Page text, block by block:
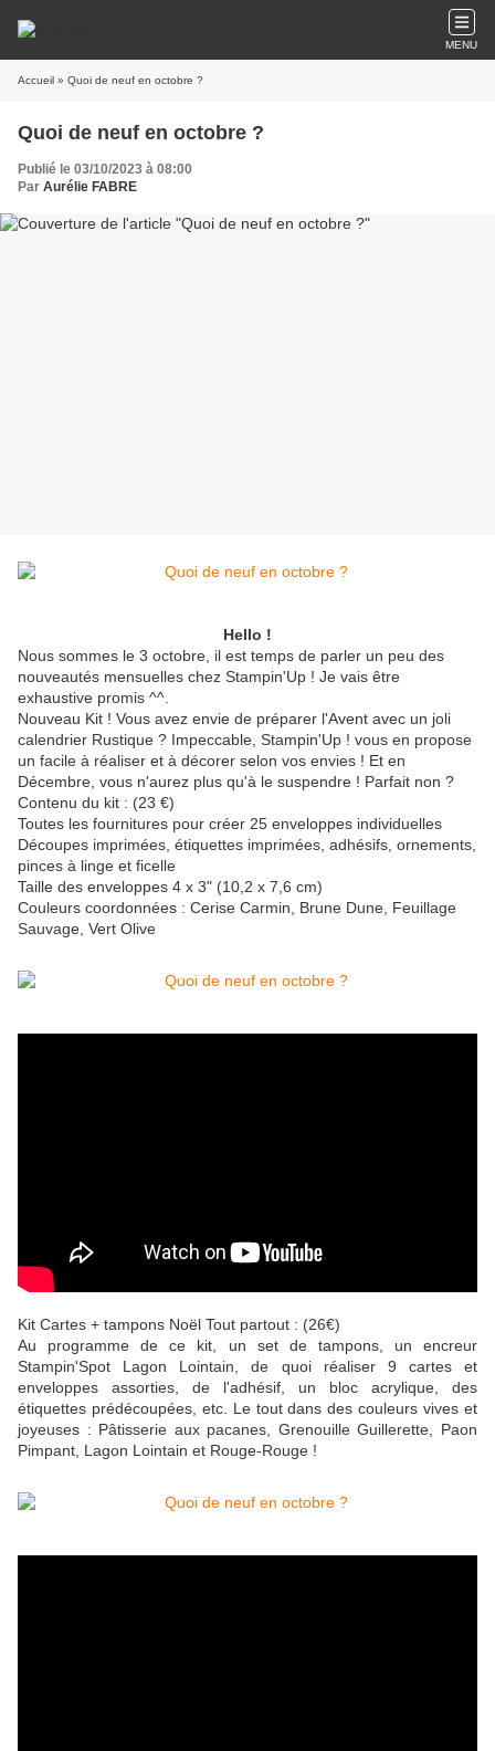
MENU
Accueil » Quoi de neuf en octobre ?
Quoi de neuf en octobre ?
Publié le 03/10/2023 à 08:00
Par Aurélie FABRE
Hello !
Nous sommes le 3 octobre, il est temps de parler un peu des
nouveautés mensuelles chez Stampin'Up ! Je vais être
exhaustive promis ^^.
Nouveau Kit ! Vous avez envie de préparer l'Avent avec un joli
calendrier Rustique ? Impeccable, Stampin'Up ! vous en propose
un facile à réaliser et à décorer selon vos envies ! Et en
Décembre, vous n'aurez plus qu'à le suspendre ! Parfait non ?
Contenu du kit : (23 €)
Toutes les fournitures pour créer 25 enveloppes individuelles
Découpes imprimées, étiquettes imprimées, adhésifs, ornements,
pinces à linge et ficelle
Taille des enveloppes 4 x 3" (10,2 x 7,6 cm)
Couleurs coordonnées : Cerise Carmin, Brune Dune, Feuillage
Sauvage, Vert Olive
Kit Cartes + tampons Noël Tout partout : (26€)
Au programme de ce kit, un set de tampons, un encreur
Stampin'Spot Lagon Lointain, de quoi réaliser 9 cartes et
enveloppes assorties, de l'adhésif, un bloc acrylique, des
étiquettes prédécoupées, etc. Le tout dans des couleurs vives et
joyeuses : Pâtisserie aux pacanes, Grenouille Guillerette, Paon
Pimpant, Lagon Lointain et Rouge-Rouge !